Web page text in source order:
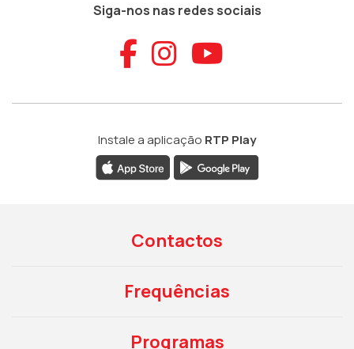
Siga-nos nas redes sociais
Aceder ao
Aceder ao
Aceder
Instale a aplicação RTP Play
Contactos
Frequências
Programas